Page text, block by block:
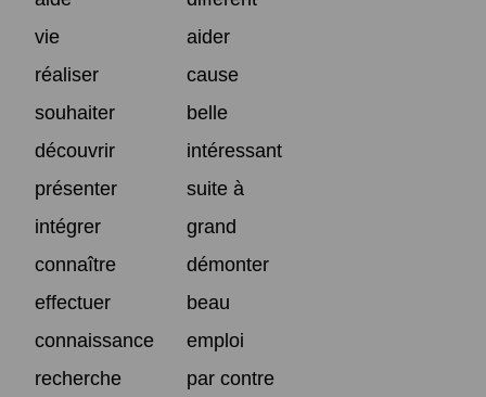
vie
aider
réaliser
cause
souhaiter
belle
découvrir
intéressant
présenter
suite à
intégrer
grand
connaître
démonter
effectuer
beau
connaissance
emploi
recherche
par contre